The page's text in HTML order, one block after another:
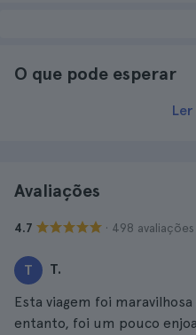
O que pode esperar
Ler
Avaliações
4.7 · 498 avaliações
T T.
Esta viagem foi
entanto, foi um pouco